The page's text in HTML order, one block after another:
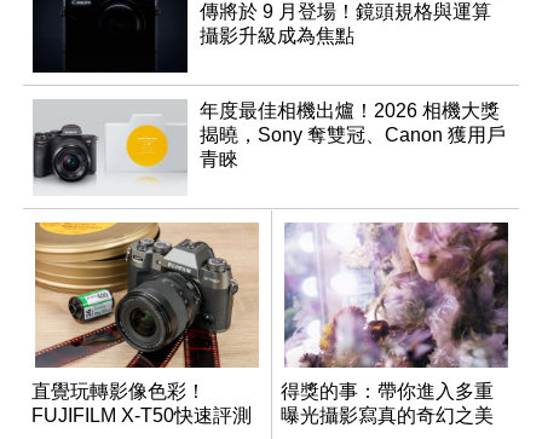
傳將於 9 月登場！鏡頭規格與運算
攝影升級成為焦點
年度最佳相機出爐！2026 相機大獎
揭曉，Sony 奪雙冠、Canon 獲用戶
青睞
直覺玩轉影像色彩！
FUJIFILM X-T50快速評測
得獎的事：帶你進入多重
曝光攝影寫真的奇幻之美